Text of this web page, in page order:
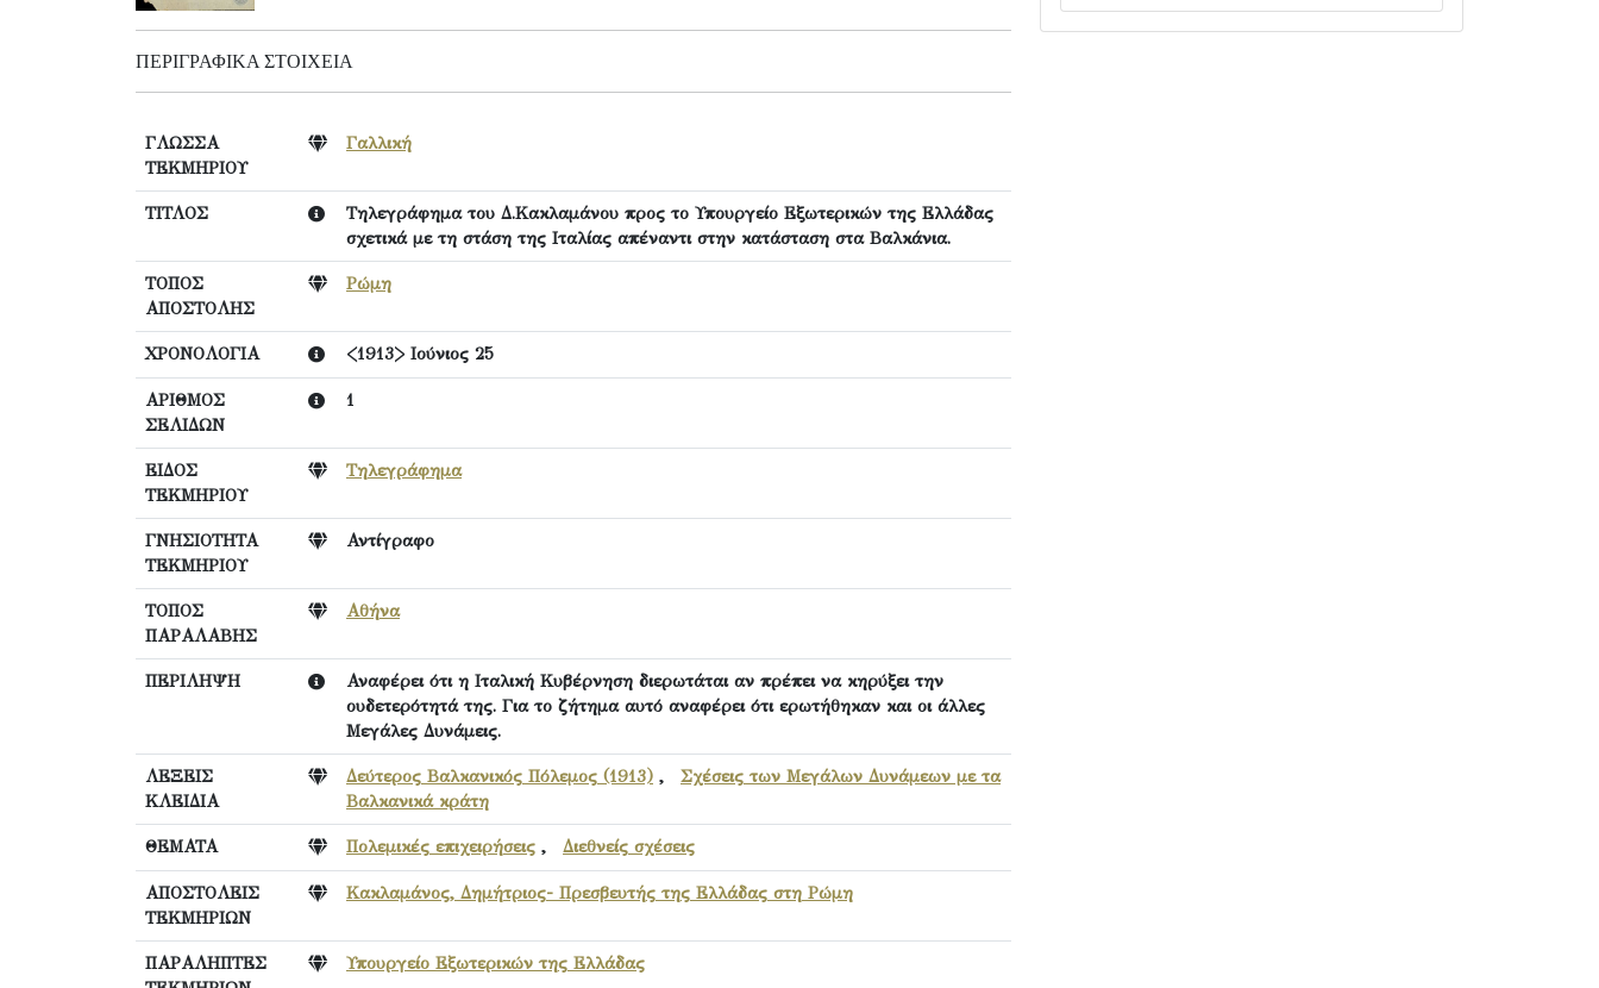
ΠΕΡΙΓΡΑΦΙΚΆ ΣΤΟΙΧΕΊΑ
ΓΛΩΣΣΑ
ΤΕΚΜΗΡΙΟΥ
Γαλλική
ΤΙΤΛΟΣ
Τηλεγράφημα του Δ.Κακλαμάνου προς το Υπουργείο Εξωτερικών της Ελλάδας
σχετικά με τη στάση της Ιταλίας απέναντι στην κατάσταση στα Βαλκάνια.
ΤΟΠΟΣ
ΑΠΟΣΤΟΛΗΣ
Ρώμη
ΧΡΟΝΟΛΟΓΙΑ <1913> Ιούνιος 25
ΑΡΙΘΜΟΣ
ΣΕΛΙΔΩΝ
1
ΕΙΔΟΣ
ΤΕΚΜΗΡΙΟΥ
Τηλεγράφημα
ΓΝΗΣΙΟΤΗΤΑ
ΤΕΚΜΗΡΙΟΥ
Αντίγραφο
ΤΟΠΟΣ
ΠΑΡΑΛΑΒΗΣ
Αθήνα
ΠΕΡΙΛΗΨΗ
Αναφέρει ότι η Ιταλική Κυβέρνηση διερωτάται αν πρέπει να κηρύξει την
ουδετερότητά της. Για το ζήτημα αυτό αναφέρει ότι ερωτήθηκαν και οι άλλες
Μεγάλες Δυνάμεις.
ΛΕΞΕΙΣ
ΚΛΕΙΔΙΑ
Δεύτερος Βαλκανικός Πόλεμος (1913) , Σχέσεις των Μεγάλων Δυνάμεων με τα
Βαλκανικά κράτη
ΘΕΜΑΤΑ Πολεμικές επιχειρήσεις , Διεθνείς σχέσεις
ΑΠΟΣΤΟΛΕΙΣ
ΤΕΚΜΗΡΙΩΝ
Κακλαμάνος, Δημήτριος- Πρεσβευτής της Ελλάδας στη Ρώμη
ΠΑΡΑΛΗΠΤΕΣ
Υπουργείο Εξωτερικών της Ελλάδας